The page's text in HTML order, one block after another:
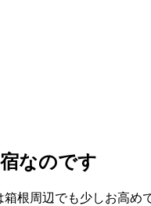
なのです
根周辺でも少しお高